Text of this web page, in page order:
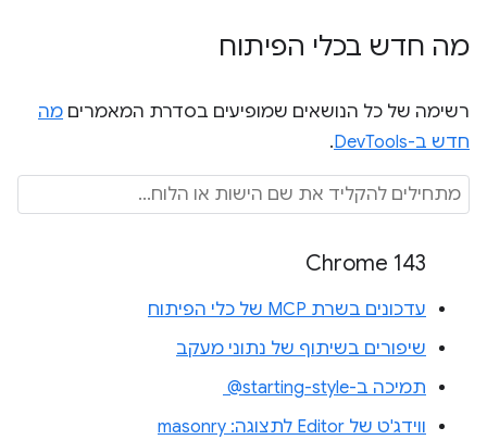
מה חדש בכלי הפיתוח
רשימה של כל הנושאים שמופיעים בסדרת המאמרים מה
חדש ב-DevTools
.
Chrome 143
עדכונים בשרת MCP של כלי הפיתוח
שיפורים בשיתוף של נתוני מעקב
תמיכה ב-‎ @starting-style
ווידג'ט של Editor לתצוגה: masonry